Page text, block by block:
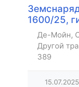
1600/25,
Де-Мойн,
Другой
389
15.07.2025